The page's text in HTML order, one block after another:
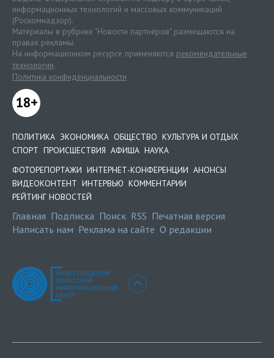
информационных технологий и массовых коммуникаций
(Роскомнадзор).
Материалы в рубрике "Новости партнеров" размещаются на
правах рекламы.
На информационном ресурсе применяются рекомендательные
технологии.
Политика конфиденциальности
18+
ПОЛИТИКА ЭКОНОМИКА ОБЩЕСТВО КУЛЬТУРА И ОТДЫХ
СПОРТ ПРОИСШЕСТВИЯ АФИША НАУКА
ФОТОРЕПОРТАЖИ ИНТЕРНЕТ-КОНФЕРЕНЦИИ АНОНСЫ
ВИДЕОКОНТЕНТ ИНТЕРВЬЮ КОММЕНТАРИИ
РЕЙТИНГ НОВОСТЕЙ
Главная Подписка Поиск RSS Печатная версия
Написать нам Реклама на сайте О редакции